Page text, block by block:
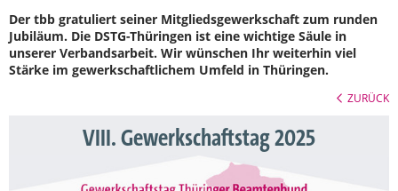
Der tbb gratuliert seiner Mitgliedsgewerkschaft zum runden
Jubiläum. Die DSTG-Thüringen ist eine wichtige Säule in
unserer Verbandsarbeit. Wir wünschen Ihr weiterhin viel
Stärke im gewerkschaftlichem Umfeld in Thüringen.
ZURÜCK
VIII. Gewerkschaftstag 2025